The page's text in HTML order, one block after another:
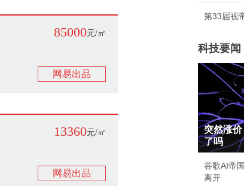
85000元/㎡
网易出品
13360元/㎡
网易出品
第33届视
科技要闻
突然涨
了吗
谷歌AI帝
离开